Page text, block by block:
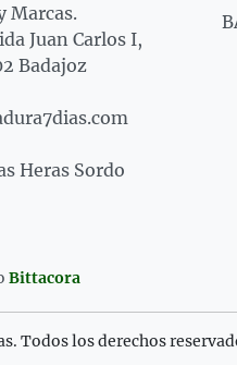
Marcas.
Juan Carlos I,
Badajoz
Heras Sordo
Bittacora
Todos los derechos